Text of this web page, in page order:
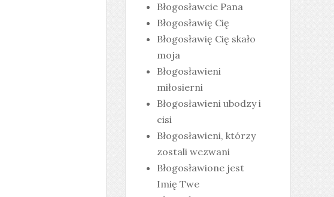
Błogosławcie Pana
Błogosławię Cię
Błogosławię Cię skało
moja
Błogosławieni
miłosierni
Błogosławieni ubodzy i
cisi
Błogosławieni, którzy
zostali wezwani
Błogosławione jest
Imię Twe